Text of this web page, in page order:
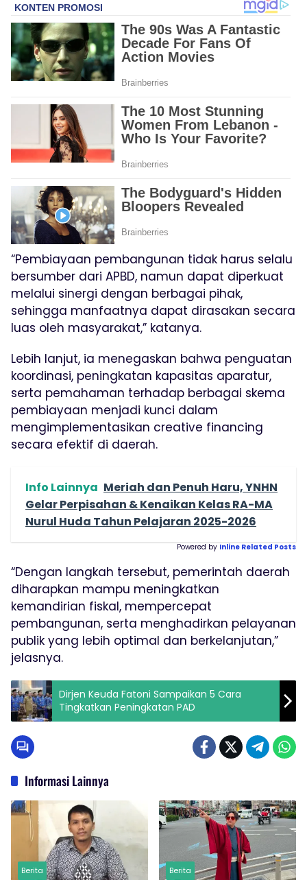
“Pembiayaan pembangunan tidak harus selalu
bersumber dari APBD, namun dapat diperkuat
melalui sinergi dengan berbagai pihak,
sehingga manfaatnya dapat dirasakan secara
luas oleh masyarakat,” katanya.
Lebih lanjut, ia menegaskan bahwa penguatan
koordinasi, peningkatan kapasitas aparatur,
serta pemahaman terhadap berbagai skema
pembiayaan menjadi kunci dalam
mengimplementasikan creative financing
secara efektif di daerah.
Info Lainnya Meriah dan Penuh Haru, YNHN
Gelar Perpisahan & Kenaikan Kelas RA-MA
Nurul Huda Tahun Pelajaran 2025-2026
Powered by Inline Related Posts
“Dengan langkah tersebut, pemerintah daerah
diharapkan mampu meningkatkan
kemandirian fiskal, mempercepat
pembangunan, serta menghadirkan pelayanan
publik yang lebih optimal dan berkelanjutan,”
jelasnya.
Dirjen Keuda Fatoni Sampaikan 5 Cara
Tingkatkan Peningkatan PAD
Informasi Lainnya
Berita Berita